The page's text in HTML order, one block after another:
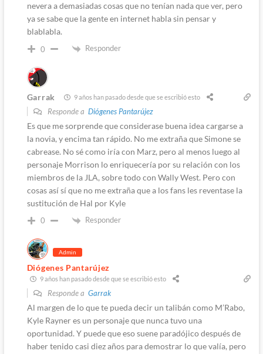
nevera a demasiadas cosas que no tenían nada que ver, pero
ya se sabe que la gente en internet habla sin pensar y
blablabla.
0 Responder
Garrak 9 años han pasado desde que se escribió esto
Responde a Diógenes Pantarújez
Es que me sorprende que considerase buena idea cargarse a
la novia, y encima tan rápido. No me extraña que Simone se
cabrease. No sé como iría con Marz, pero al menos luego al
personaje Morrison lo enriquecería por su relación con los
miembros de la JLA, sobre todo con Wally West. Pero con
cosas así sí que no me extraña que a los fans les reventase la
sustitución de Hal por Kyle
0 Responder
Admin
Diógenes Pantarújez
9 años han pasado desde que se escribió esto
Responde a Garrak
Al margen de lo que te pueda decir un talibán como M’Rabo,
Kyle Rayner es un personaje que nunca tuvo una
oportunidad. Y puede que eso suene paradójico después de
haber tenido casi diez años para demostrar lo que valía, pero